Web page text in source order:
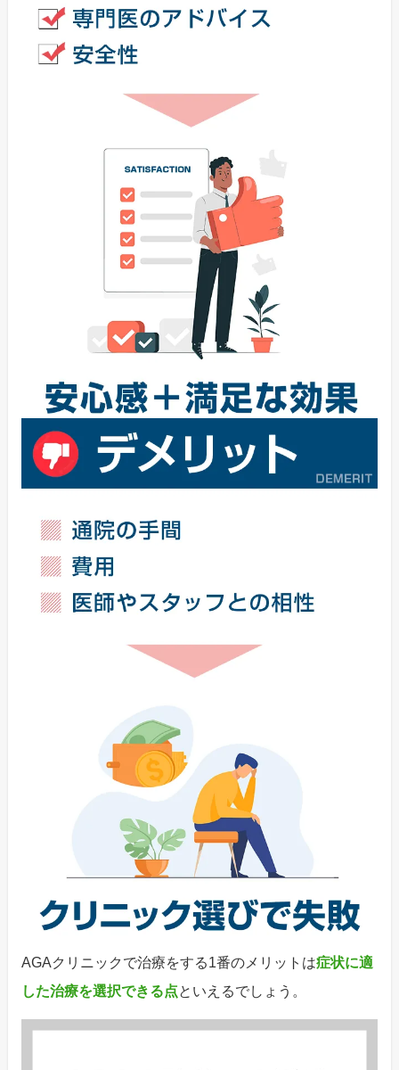
AGAクリニックで治療をする1番のメリットは症状に適
した治療を選択できる点といえるでしょう。